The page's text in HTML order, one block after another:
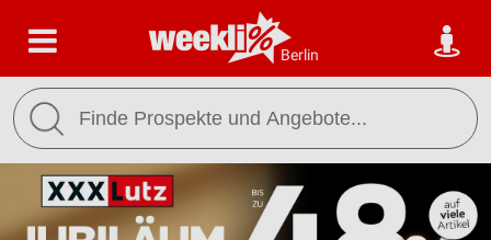
Berlin